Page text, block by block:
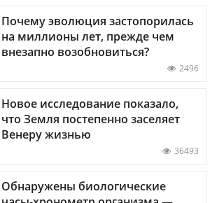
Почему эволюция застопорилась
на миллионы лет, прежде чем
внезапно возобновиться?
2496
Новое исследование показало,
что Земля постепенно заселяет
Венеру жизнью
36493
Обнаружены биологические